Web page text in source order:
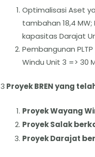
Optimalisasi Aset
tambahan 18,4
kapasitas Darajat
Pembangunan
Windu Unit 3 => 30
3 Proyek BREN yang
Proyek Wayang
Proyek Salak
Proyek Darajat